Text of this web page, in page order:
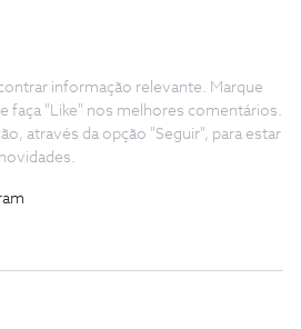
informação relevante. Marque
faça "Like" nos melhores comentários.
através da opção "Seguir", para estar